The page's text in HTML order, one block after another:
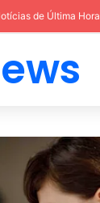
de Última Hora